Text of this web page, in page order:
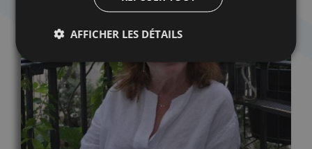
AFFICHER LES DÉTAILS